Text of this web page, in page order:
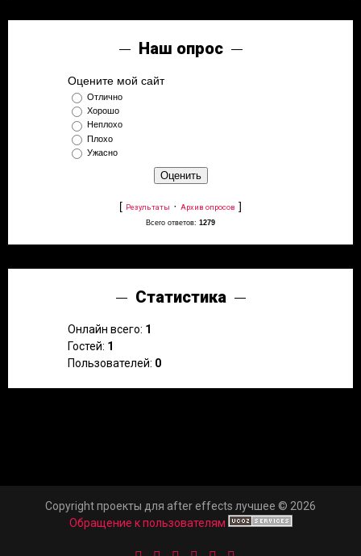
Наш опрос
Оцените мой сайт
Отлично
Хорошо
Неплохо
Плохо
Ужасно
[ Результаты · Архив опросов ]
Всего ответов: 1279
Статистика
Онлайн всего: 1
Гостей: 1
Пользователей: 0
Copyright проекты для after effects лучшее © 2026
Обращение к пользователям